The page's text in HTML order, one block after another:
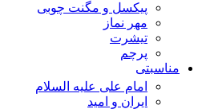
پیکسل و مگنت چوبی
مهر نماز
تیشرت
پرچم
مناسبتی
امام علی علیه السلام
ایران و امید